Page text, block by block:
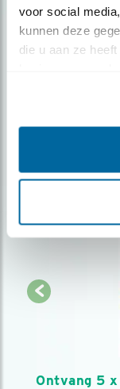
voor social
kunnen deze
die u aan ze
Meld je aan en
over vogels en
AANMELDEN
Ontvang 5